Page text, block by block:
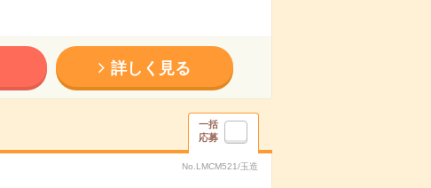
詳しく見る
一括
応募
No.LMCM521/玉造